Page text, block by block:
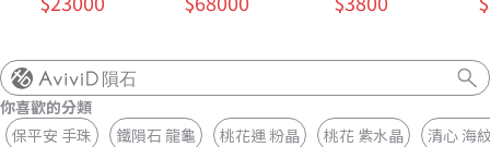
隕石
你喜歡的分類
保平安 手珠
鐵隕石 龍龜 桃花運 粉晶 桃花 紫水晶 清心 海